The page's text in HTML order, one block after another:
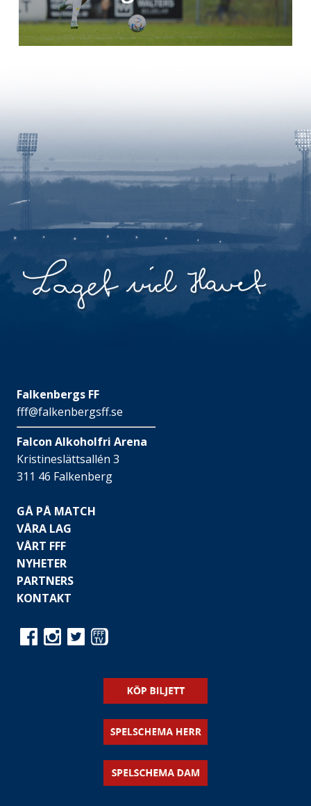
Falkenbergs FF
fff@falkenbergsff.se
Falcon Alkoholfri Arena
Kristineslättsallén 3
311 46 Falkenberg
GÅ PÅ MATCH
VÅRA LAG
VÅRT FFF
NYHETER
PARTNERS
KONTAKT